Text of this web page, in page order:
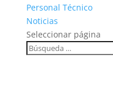
Personal Técnico
Noticias
Seleccionar página